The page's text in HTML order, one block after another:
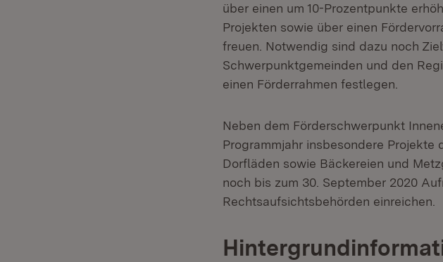
über einen um 10-Prozentpunkte
Projekten sowie über einen
freuen. Notwendig sind dazu noch
Schwerpunktgemeinden und den
einen Förderrahmen festlegen.
Neben dem Förderschwerpunkt
Programmjahr insbesondere Projekte
Dorfläden sowie Bäckereien und
noch bis zum 30. September 2020
Rechtsaufsichtsbehörden einreichen.